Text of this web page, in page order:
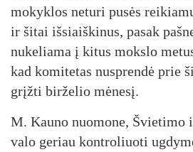
mo­kyk­los ne­tu­ri pu­sės
ir ši­tai iš­siaiš­ki­nus, pa­sak
nu­ke­lia­ma į ki­tus moks­lo
kad ko­mi­te­tas nu­spren­dė prie
grįž­ti bir­že­lio mė­ne­sį.
M. Kau­no nuo­mo­ne,
va­lo ge­riau kont­ro­liuo­ti